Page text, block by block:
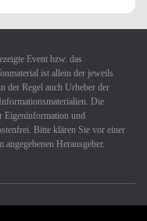
Event bzw. das
ist allein der jeweils
der Regel auch Urheber der
Die
Eigeninformation und
Bitte klären Sie vor einer
Herausgeber.